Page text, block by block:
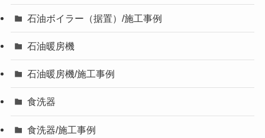
石油ボイラー（据置）/施工事例
石油暖房機
石油暖房機/施工事例
食洗器
食洗器/施工事例